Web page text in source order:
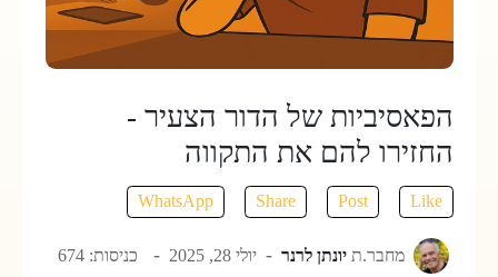
הפאסיביות של הדור הצעיר -
החזירו להם את התקווה
Like
Post
Share
WhatsApp
מחבר.ת יונתן לרנר יולי 28, 2025 כניסות: 674